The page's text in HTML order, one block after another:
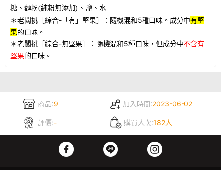
糖、麵粉(純粉無添加)、鹽、水
＊老闆挑［綜合-「有」堅果］：隨機混和5種口味。成分中有堅
果的口味。
＊老闆挑［綜合-無堅果］：隨機混和5種口味，但成分中不含有
堅果的口味。
商品:9 加入時間:2023-06-02
評價:- 購買人次:182人